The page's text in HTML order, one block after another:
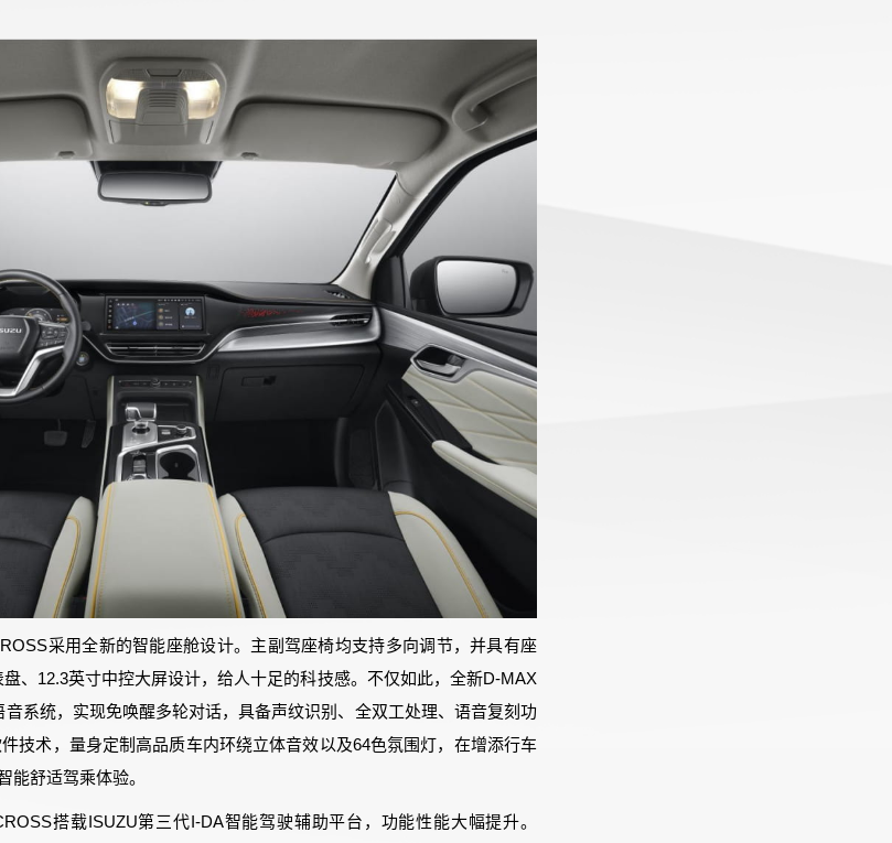
采用全新的智能座舱设计。主副驾座椅均支持多向调节，并具有座
、12.3英寸中控大屏设计，给人十足的科技感。不仅如此，全新D-MAX
系统，实现免唤醒多轮对话，具备声纹识别、全双工处理、语音复刻功
技术，量身定制高品质车内环绕立体音效以及64色氛围灯，在增添行车
能舒适驾乘体验。
搭载ISUZU第三代I-DA智能驾驶辅助平台，功能性能大幅提升。